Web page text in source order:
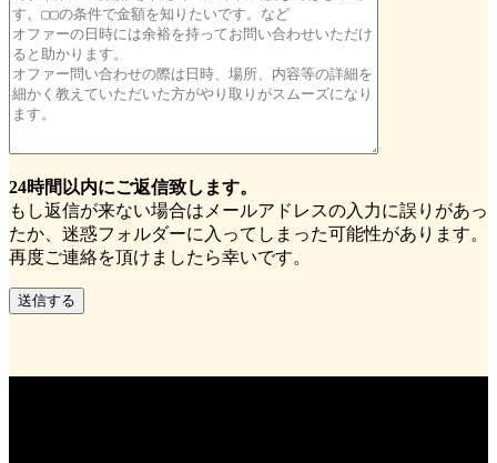
24時間以内にご返信致します。
もし返信が来ない場合はメールアドレスの入力に誤りがあっ
たか、迷惑フォルダーに入ってしまった可能性があります。
再度ご連絡を頂けましたら幸いです。